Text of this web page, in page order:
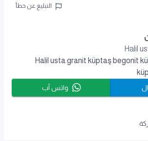
التبليغ عن خطأ
Halil
Halil usta granit küptaş begonit
واتس آب